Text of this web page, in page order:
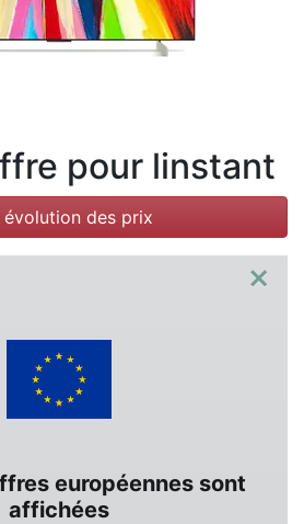
pour linstant
évolution des prix
×
européennes sont
affichées